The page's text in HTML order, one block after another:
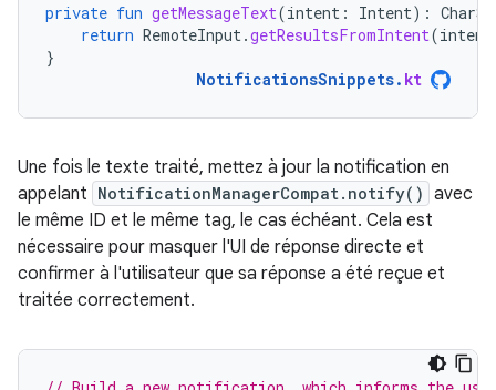
private fun getMessageText(intent : Intent):
return RemoteInput .getResultsFromIntent(intent
}
NotificationsSnippets. kt
Une fois le texte traité, mettez à jour la notification en
appelant NotificationManagerCompat.notify() avec
le même ID et le même tag, le cas échéant. Cela est
nécessaire pour masquer l'UI de réponse directe et
confirmer à l'utilisateur que sa réponse a été reçue et
traitée correctement.